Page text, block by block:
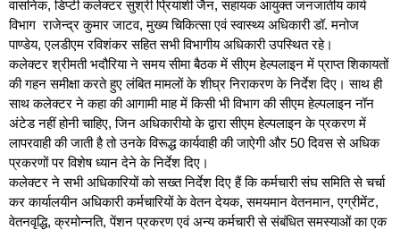
वासनिक, डिप्टी कलेक्टर सुश्री प्रियांशी जैन, सहायक आयुक्त जनजातीय कार्य
विभाग राजेन्द्र कुमार जाटव, मुख्य चिकित्सा एवं स्वास्थ्य अधिकारी डॉ. मनोज
पाण्डेय, एलडीएम रविशंकर सहित सभी विभागीय अधिकारी उपस्थित रहे।
कलेक्टर श्रीमती भदौरिया ने समय सीमा बैठक में सीएम हेल्पलाइन में प्राप्त शिकायतों
की गहन समीक्षा करते हुए लंबित मामलों के शीघ्र निराकरण के निर्देश दिए। साथ ही
साथ कलेक्टर ने कहा की आगामी माह में किसी भी विभाग की सीएम हेल्पलाइन नॉन
अंटेड नहीं होनी चाहिए, जिन अधिकारीयो के द्वारा सीएम हेल्पलाइन के प्रकरण में
लापरवाही की जाती है तो उनके विरूद्ध कार्यवाही की जाऐगी और 50 दिवस से अधिक
प्रकरणों पर विशेष ध्यान देने के निर्देश दिए।
कलेक्टर ने सभी अधिकारियों को सख्त निर्देश दिए हैं कि कर्मचारी संघ समिति से चर्चा
कर कार्यालयीन अधिकारी कर्मचारियों के वेतन देयक, समयमान वेतनमान, एग्रीमेंट,
वेतनवृद्धि, क्रमोन्नति, पेंशन प्रकरण एवं अन्य कर्मचारी से संबंधित समस्याओं का एक